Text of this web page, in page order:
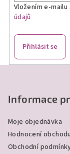
Vložením e-mailu
údajů
Přihlásit se
Informace
Moje objednávka
Hodnocení obchodu
Obchodní